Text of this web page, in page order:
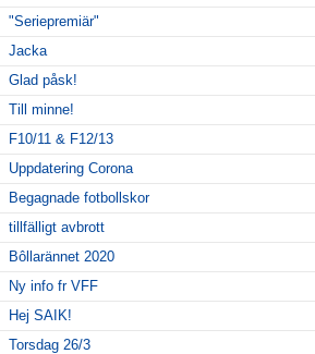
"Seriepremiär"
Jacka
Glad påsk!
Till minne!
F10/11 & F12/13
Uppdatering Corona
Begagnade fotbollskor
tillfälligt avbrott
Bôllarännet 2020
Ny info fr VFF
Hej SAIK!
Torsdag 26/3